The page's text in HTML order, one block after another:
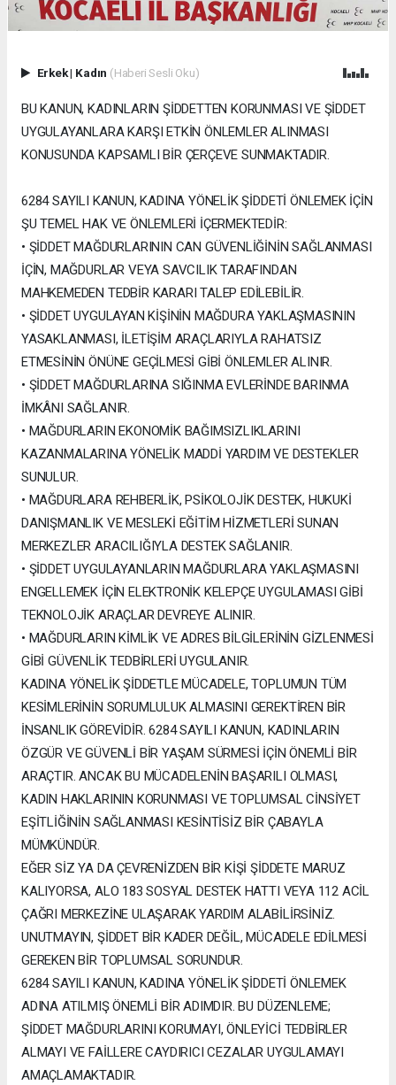
Erkek| Kadın (Haberi Sesli Oku)
BU KANUN, KADINLARIN ŞİDDETTEN KORUNMASI VE ŞİDDET
UYGULAYANLARA KARŞI ETKİN ÖNLEMLER ALINMASI
KONUSUNDA KAPSAMLI BİR ÇERÇEVE SUNMAKTADIR.
6284 SAYILI KANUN, KADINA YÖNELİK ŞİDDETİ ÖNLEMEK İÇİN
ŞU TEMEL HAK VE ÖNLEMLERİ İÇERMEKTEDİR:
• ŞİDDET MAĞDURLARININ CAN GÜVENLİĞİNİN SAĞLANMASI
İÇİN, MAĞDURLAR VEYA SAVCILIK TARAFINDAN
MAHKEMEDEN TEDBİR KARARI TALEP EDİLEBİLİR.
• ŞİDDET UYGULAYAN KİŞİNİN MAĞDURA YAKLAŞMASININ
YASAKLANMASI, İLETİŞİM ARAÇLARIYLA RAHATSIZ
ETMESİNİN ÖNÜNE GEÇİLMESİ GİBİ ÖNLEMLER ALINIR.
• ŞİDDET MAĞDURLARINA SIĞINMA EVLERİNDE BARINMA
İMKÂNI SAĞLANIR.
• MAĞDURLARIN EKONOMİK BAĞIMSIZLIKLARINI
KAZANMALARINA YÖNELİK MADDİ YARDIM VE DESTEKLER
SUNULUR.
• MAĞDURLARA REHBERLİK, PSİKOLOJİK DESTEK, HUKUKİ
DANIŞMANLIK VE MESLEKİ EĞİTİM HİZMETLERİ SUNAN
MERKEZLER ARACILIĞIYLA DESTEK SAĞLANIR.
• ŞİDDET UYGULAYANLARIN MAĞDURLARA YAKLAŞMASINI
ENGELLEMEK İÇİN ELEKTRONİK KELEPÇE UYGULAMASI GİBİ
TEKNOLOJİK ARAÇLAR DEVREYE ALINIR.
• MAĞDURLARIN KİMLİK VE ADRES BİLGİLERİNİN GİZLENMESİ
GİBİ GÜVENLİK TEDBİRLERİ UYGULANIR.
KADINA YÖNELİK ŞİDDETLE MÜCADELE, TOPLUMUN TÜM
KESİMLERİNİN SORUMLULUK ALMASINI GEREKTİREN BİR
İNSANLIK GÖREVİDİR. 6284 SAYILI KANUN, KADINLARIN
ÖZGÜR VE GÜVENLİ BİR YAŞAM SÜRMESİ İÇİN ÖNEMLİ BİR
ARAÇTIR. ANCAK BU MÜCADELENİN BAŞARILI OLMASI,
KADIN HAKLARININ KORUNMASI VE TOPLUMSAL CİNSİYET
EŞİTLİĞİNİN SAĞLANMASI KESİNTİSİZ BİR ÇABAYLA
MÜMKÜNDÜR.
EĞER SİZ YA DA ÇEVRENİZDEN BİR KİŞİ ŞİDDETE MARUZ
KALIYORSA, ALO 183 SOSYAL DESTEK HATTI VEYA 112 ACİL
ÇAĞRI MERKEZİNE ULAŞARAK YARDIM ALABİLİRSİNİZ.
UNUTMAYIN, ŞİDDET BİR KADER DEĞİL, MÜCADELE EDİLMESİ
GEREKEN BİR TOPLUMSAL SORUNDUR.
6284 SAYILI KANUN, KADINA YÖNELİK ŞİDDETİ ÖNLEMEK
ADINA ATILMIŞ ÖNEMLİ BİR ADIMDIR. BU DÜZENLEME;
ŞİDDET MAĞDURLARINI KORUMAYI, ÖNLEYİCİ TEDBİRLER
ALMAYI VE FAİLLERE CAYDIRICI CEZALAR UYGULAMAYI
AMAÇLAMAKTADIR.